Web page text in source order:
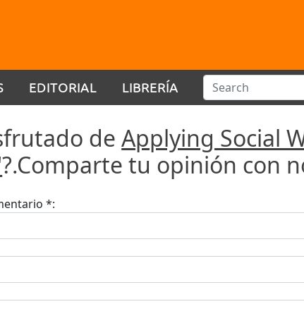
EDITORIAL LIBRERÍA
deApplying Social
?.Comparte tu opinión con
*: